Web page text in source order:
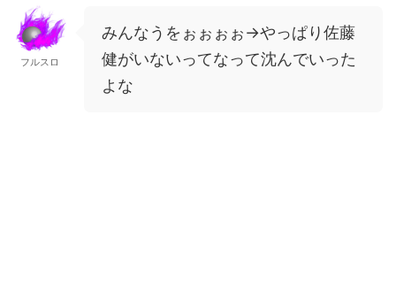
フルスロ
みんなうをぉぉぉぉ→やっぱり佐藤
健がいないってなって沈んでいった
よな